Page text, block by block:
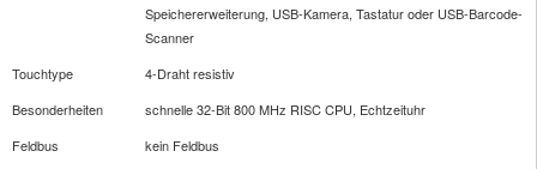
Speichererweiterung, USB-Kamera, Tastatur oder USB-Barcode-
Scanner
Touchtype
4-Draht resistiv
Besonderheiten
schnelle 32-Bit 800 MHz RISC CPU, Echtzeituhr
Feldbus
kein Feldbus